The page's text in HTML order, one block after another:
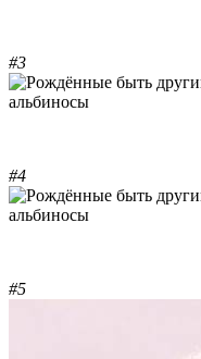
#3
#4
#5